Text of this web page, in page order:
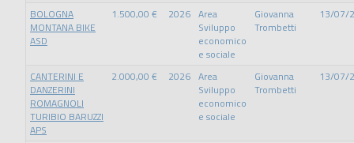
BOLOGNA
MONTANA BIKE
ASD
1.500,00 € 2026 Area
Sviluppo
economico
e sociale
Giovanna
Trombetti
13/07/
CANTERINI E
DANZERINI
ROMAGNOLI
TURIBIO BARUZZI
APS
2.000,00 € 2026 Area
Sviluppo
economico
e sociale
Giovanna
Trombetti
13/07/